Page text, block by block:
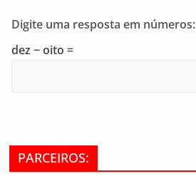
Digite uma resposta em números:
dez − oito =
PARCEIROS: